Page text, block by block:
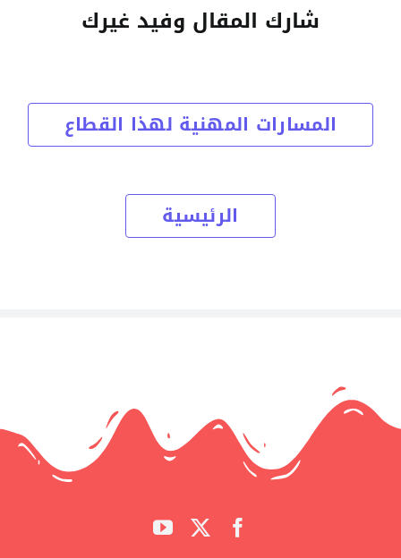
شارك المقال وفيد غيرك
المسارات المهنية لهذا القطاع
الرئيسية